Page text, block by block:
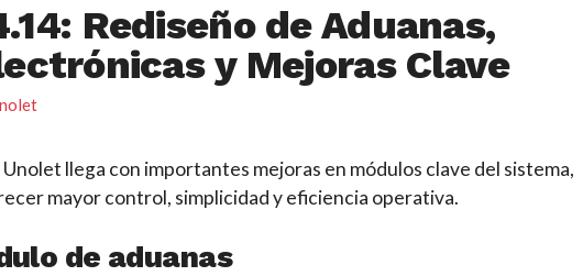
Rediseño de Aduanas,
y Mejoras Clave
Unolet llega con importantes mejoras en módulos clave del sistema,
mayor control, simplicidad y eficiencia operativa.
de aduanas